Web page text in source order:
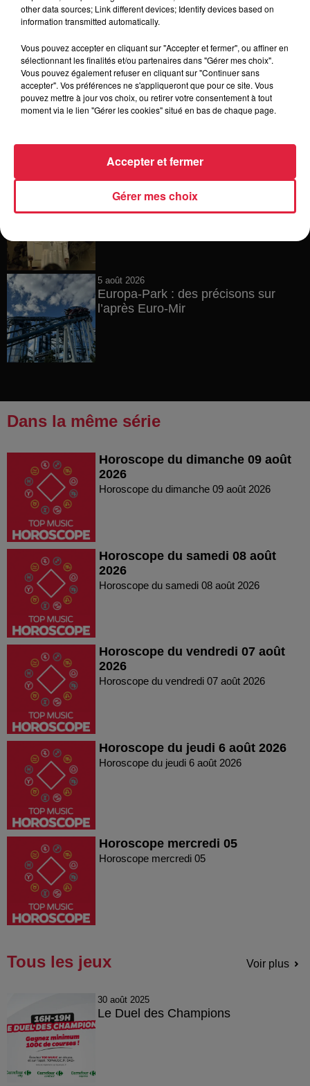
6 août 2026
Tags antisémites à Strasbourg :
Catherine Trautmann réagit
6 août 2026
Au zoo de Mulhouse : rencontre
Les dernières infos sur la venue du
pape à Metz en septembre
5 août 2026
Europa-Park : des précisons sur
l’après Euro-Mir
Dans la même série
Horoscope du dimanche 09 août
2026
Horoscope du dimanche 09 août 2026
Horoscope du samedi 08 août
2026
Horoscope du samedi 08 août 2026
Horoscope du vendredi 07 août
2026
Horoscope du vendredi 07 août 2026
Horoscope du jeudi 6 août 2026
Horoscope du jeudi 6 août 2026
Horoscope mercredi 05
Horoscope mercredi 05
Tous les jeux Voir plus
30 août 2025
Le Duel des Champions
other data sources; Link different devices; Identify devices based on
information transmitted automatically.
Vous pouvez accepter en cliquant sur "Accepter et fermer", ou affiner en
sélectionnant les finalités et/ou partenaires dans "Gérer mes choix".
Vous pouvez également refuser en cliquant sur "Continuer sans
accepter". Vos préférences ne s'appliqueront que pour ce site. Vous
pouvez mettre à jour vos choix, ou retirer votre consentement à tout
moment via le lien "Gérer les cookies" situé en bas de chaque page.
Gérer mes choix
Accepter et fermer